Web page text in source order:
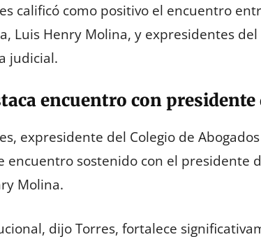
calificó como positivo el encuentro
Luis Henry Molina, y expresidentes del
judicial.
encuentro con presidente
expresidente del Colegio de
encuentro sostenido con el presidente
Molina.
dijo Torres, fortalece